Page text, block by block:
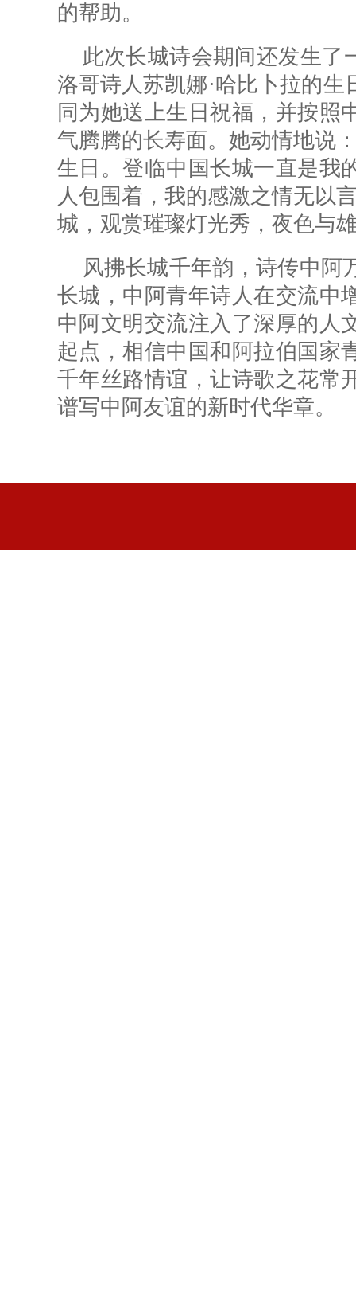
的帮助。
此次长城诗会期间还发生了
洛哥诗人苏凯娜·哈比卜拉的
同为她送上生日祝福，并按照
气腾腾的长寿面。她动情地说
生日。登临中国长城一直是我
人包围着，我的感激之情无以
城，观赏璀璨灯光秀，夜色与
风拂长城千年韵，诗传中阿
长城，中阿青年诗人在交流中
中阿文明交流注入了深厚的人
起点，相信中国和阿拉伯国家
千年丝路情谊，让诗歌之花常
谱写中阿友谊的新时代华章。